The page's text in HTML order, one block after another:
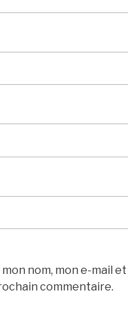
nom, mon e-mail
commentaire.